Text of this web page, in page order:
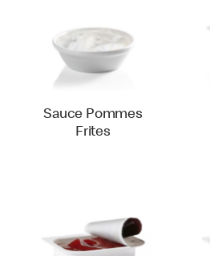
Sauce Pommes
Frites